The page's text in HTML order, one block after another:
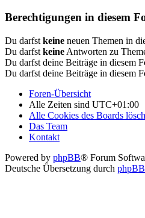
Berechtigungen in diesem
Du darfst keine neuen Themen in
Du darfst keine Antworten zu
Du darfst deine Beiträge in diesem
Du darfst deine Beiträge in diesem
Foren-Übersicht
Alle Zeiten sind UTC+01:00
Alle Cookies des Boards
Das Team
Kontakt
Powered by phpBB® Forum
Deutsche Übersetzung durch